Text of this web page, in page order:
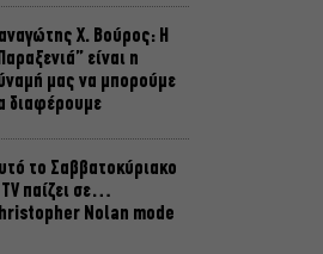
Χ. Βούρος: Η
είναι η
μας να μπορούμε
διαφέρουμε
το Σαββατοκύριακο
παίζει σε…
Nolan mode